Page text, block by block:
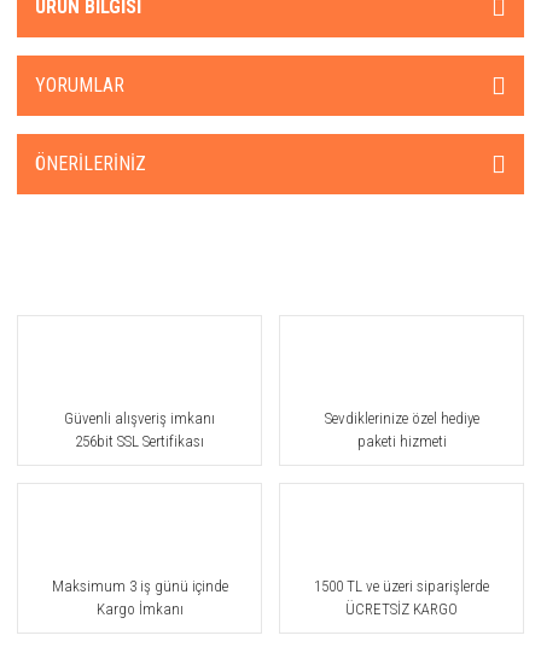
ÜRÜN BILGISI
YORUMLAR
ÖNERILERINIZ
Güvenli alışveriş imkanı
256bit SSL Sertifikası
Sevdiklerinize özel hediye
paketi hizmeti
Maksimum 3 iş günü içinde
Kargo İmkanı
1500 TL ve üzeri siparişlerde
ÜCRETSİZ KARGO